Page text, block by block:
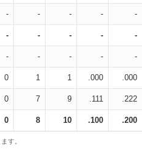
- - - - -
- - - - -
- - - - -
0 1 1 .000 .000
0 7 9 .111 .222
0 8 10 .100 .200
す。